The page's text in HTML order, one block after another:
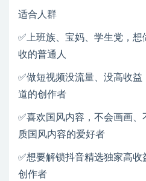
适合人群
✅上班族、宝妈、学生党，
收的普通人
✅做短视频没流量、没高收
道的创作者
✅喜欢国风内容，不会画画
质国风内容的爱好者
✅想要解锁抖音精选独家高
创作者